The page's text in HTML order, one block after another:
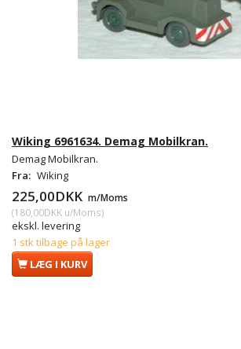
Wiking 6961634. Demag Mobilkran.
Demag Mobilkran.
Fra: Wiking
225,00DKK m/Moms
(180,00DKK u/Moms)
ekskl. levering
1 stk tilbage på lager
LÆG I KURV